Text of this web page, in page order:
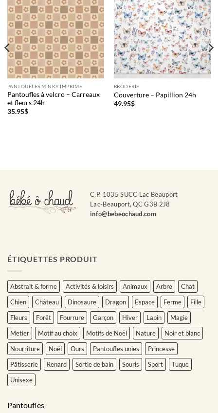
Fleurs des champs
Fleurs sauvages oranges
Floral rose
Forêt mélancolique
Forêt verte
Forêt vivante
Gâteau aquarelle
Lapin des champs
Lapin rigolo
Loup des bois
Magnolia
Orléans (Maman Caféine)
Ours en cuisine
Panache marine
Papillon fleuri
Petit gâteau
Regard de chien
Sorcier et magie
PANTOUFLES MINKY IMPRIMÉ
Pantoufles à velcro – Carreaux
et fleurs 24h
35.95$
BRODERIE
Couverture – Papillion 24h
49.95$
C.P. 1035 SUCC Lac Beauport
Lac-Beauport, QC G3B 2J8
info@bebeochaud.com
ÉTIQUETTES PRODUIT
Abstrait & forme Activités & loisirs Animaux Arbre
Chat
Chien
Château Dinosaure Dragon Espace Ferme
Fille
Fleurs
Forêt Fourrure Garçon Hiver Lapin
Magie
Metier
Motif au choix Motifs de Noël Nature
Noir et blanc
Nourriture
Noël Ours Pantoufles unies
Princesse
Pâtisserie
Renard Sortie de bain Souris Sport
Tuque
Unisexe
Pantoufles